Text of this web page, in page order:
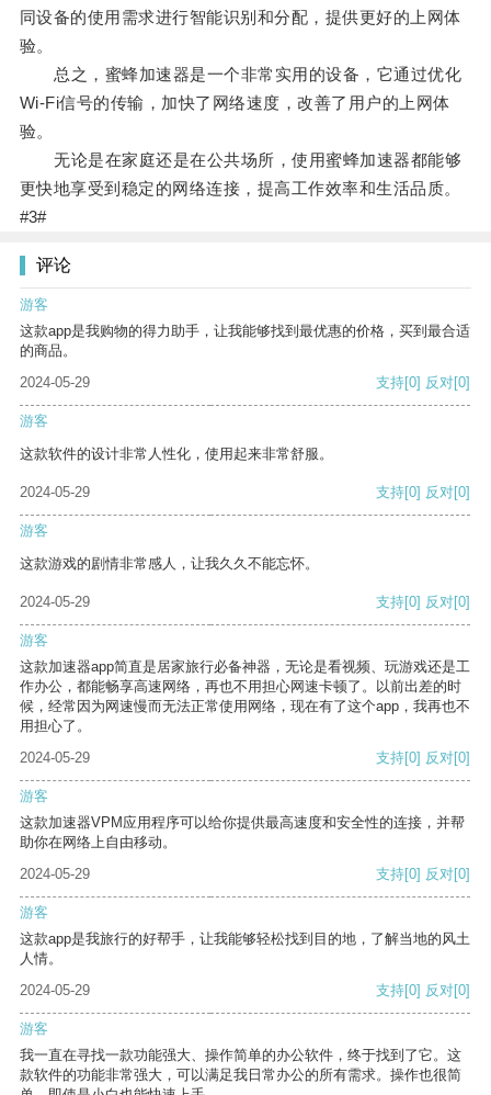
同设备的使用需求进行智能识别和分配，提供更好的上网体
验。
总之，蜜蜂加速器是一个非常实用的设备，它通过优化
Wi-Fi信号的传输，加快了网络速度，改善了用户的上网体
验。
无论是在家庭还是在公共场所，使用蜜蜂加速器都能够
更快地享受到稳定的网络连接，提高工作效率和生活品质。
#3#
评论
游客
这款app是我购物的得力助手，让我能够找到最优惠的价格，买到最合适
的商品。
2024-05-29
支持[0] 反对[0]
游客
这款软件的设计非常人性化，使用起来非常舒服。
2024-05-29 支持[0] 反对[0]
游客
这款游戏的剧情非常感人，让我久久不能忘怀。
2024-05-29 支持[0] 反对[0]
游客
这款加速器app简直是居家旅行必备神器，无论是看视频、玩游戏还是工
作办公，都能畅享高速网络，再也不用担心网速卡顿了。以前出差的时
候，经常因为网速慢而无法正常使用网络，现在有了这个app，我再也不
用担心了。
2024-05-29
支持[0] 反对[0]
游客
这款加速器VPM应用程序可以给你提供最高速度和安全性的连接，并帮
助你在网络上自由移动。
2024-05-29
支持[0] 反对[0]
游客
这款app是我旅行的好帮手，让我能够轻松找到目的地，了解当地的风土
人情。
2024-05-29
支持[0] 反对[0]
游客
我一直在寻找一款功能强大、操作简单的办公软件，终于找到了它。这
款软件的功能非常强大，可以满足我日常办公的所有需求。操作也很简